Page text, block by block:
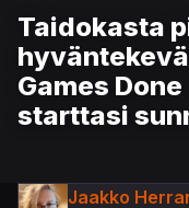
Taidokasta
Games
starttasi
Jaakko